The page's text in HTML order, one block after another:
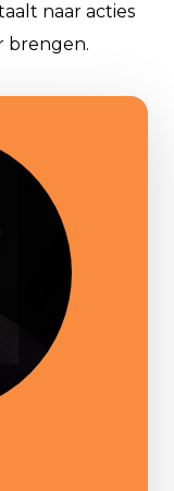
naar acties
brengen.